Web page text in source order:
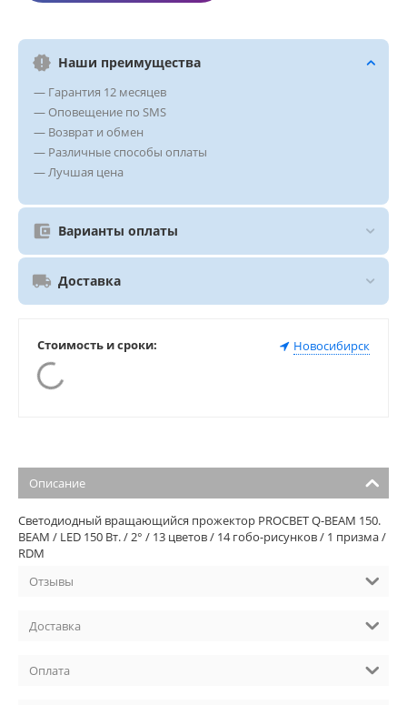
Наши преимущества
— Гарантия 12 месяцев
— Оповещение по SMS
— Возврат и обмен
— Различные способы оплаты
— Лучшая цена
Варианты оплаты
Доставка
Стоимость и сроки: Новосибирск
Описание
Cветодиодный вращающийся прожектор PROCBET Q-BEAM 150.
BEAM / LED 150 Вт. / 2° / 13 цветов / 14 гобо-рисунков / 1 призма /
RDM
Отзывы
Доставка
Оплата